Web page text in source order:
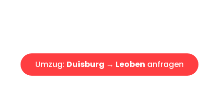
Umzug: Duisburg → Leoben anfragen